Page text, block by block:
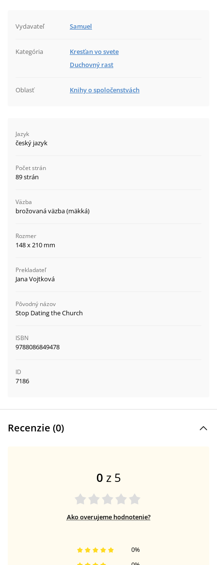
Vydavateľ Samuel
Kategória
Kresťan vo svete
Duchovný rast
Oblasť Knihy o spoločenstvách
Jazyk
český jazyk
Počet strán
89 strán
Väzba
brožovaná väzba (mäkká)
Rozmer
148 x 210 mm
Prekladateľ
Jana Vojtková
Pôvodný názov
Stop Dating the Church
ISBN
9788086849478
ID
7186
Recenzie (0)
0 z 5
Ako overujeme hodnotenie?
0%